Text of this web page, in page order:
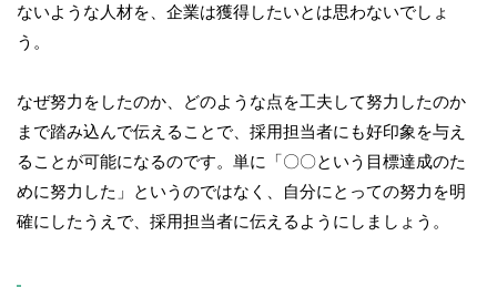
ないような人材を、企業は獲得したいとは思わないでしょ
う。
なぜ努力をしたのか、どのような点を工夫して努力したのか
まで踏み込んで伝えることで、採用担当者にも好印象を与え
ることが可能になるのです。単に「〇〇という目標達成のた
めに努力した」というのではなく、自分にとっての努力を明
確にしたうえで、採用担当者に伝えるようにしましょう。